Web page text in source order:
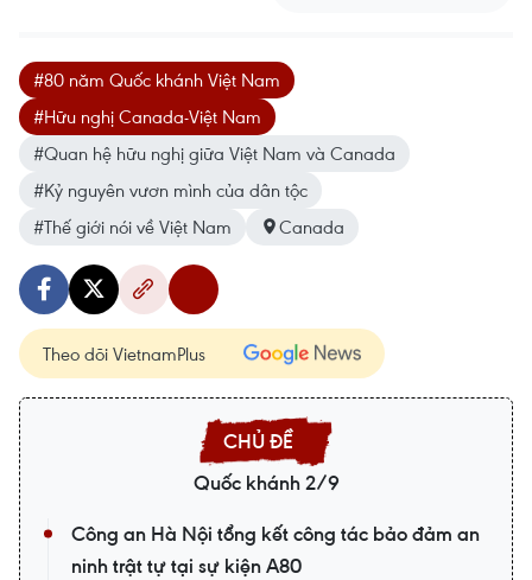
#80 năm Quốc khánh Việt Nam
#Hữu nghị Canada-Việt Nam
#Quan hệ hữu nghị giữa Việt Nam và Canada
#Kỷ nguyên vươn mình của dân tộc
#Thế giới nói về Việt Nam
Canada
Theo dõi VietnamPlus
Quốc khánh 2/9
Công an Hà Nội tổng kết công tác bảo đảm an
ninh trật tự tại sự kiện A80